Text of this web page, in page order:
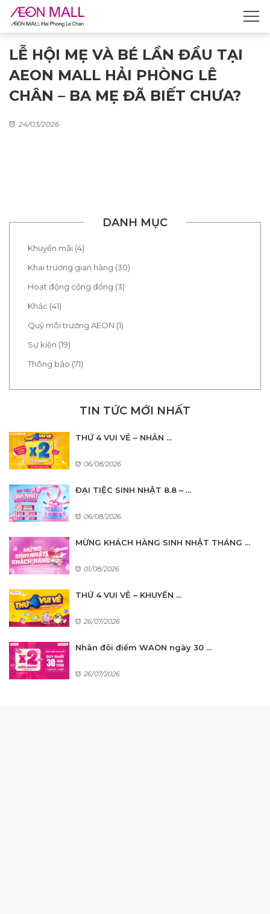
LỄ HỘI MẸ VÀ BÉ LẦN ĐẦU TẠI
AEON MALL HẢI PHÒNG LÊ
CHÂN – BA MẸ ĐÃ BIẾT CHƯA?
24/03/2026
DANH MỤC
Khuyến mãi (4)
Khai trương gian hàng (30)
Hoạt động cộng đồng (3)
Khác (41)
Quỹ môi trường AEON (1)
Sự kiện (19)
Thông báo (71)
TIN TỨC MỚI NHẤT
THỨ 4 VUI VẺ – NHÂN ...
06/08/2026
ĐẠI TIỆC SINH NHẬT 8.8 – ...
06/08/2026
MỪNG KHÁCH HÀNG SINH NHẬT THÁNG ...
01/08/2026
THỨ 4 VUI VẺ – KHUYẾN ...
26/07/2026
Nhân đôi điểm WAON ngày 30 ...
26/07/2026